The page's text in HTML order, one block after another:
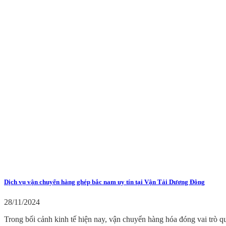
Dịch vụ vận chuyển hàng ghép bắc nam uy tín tại Vận Tải Dương Đông
28/11/2024
Trong bối cảnh kinh tế hiện nay, vận chuyển hàng hóa đóng vai trò